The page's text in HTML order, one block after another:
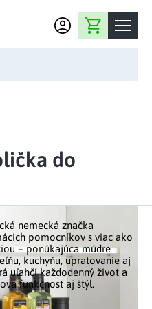
Nákupný košík
do
nemecká značka
pomocníkov s viac ako
– ponúkajúca múdre
kuchyňu, upratovanie aj
uľahčí každodenný život a
funkčnosť aj štýl.